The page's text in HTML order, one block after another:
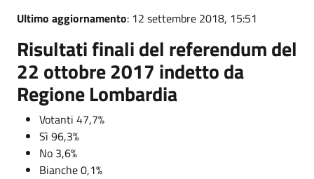
Ultimo aggiornamento: 12 settembre 2018, 15:51
Risultati finali del referendum del
22 ottobre 2017 indetto da
Regione Lombardia
Votanti 47,7%
Sì 96,3%
No 3,6%
Bianche 0,1%